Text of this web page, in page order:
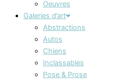
Oeuvres
Galeries d’art
Abstractions
Autos
Chiens
Inclassables
Pose & Prose